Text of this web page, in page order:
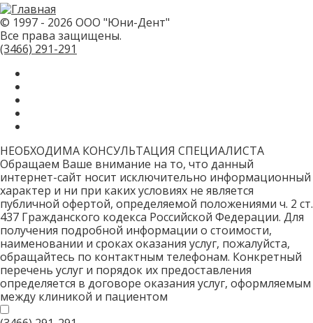
не
заполняйте
это
поле.
CAPTCHA
только
роботов!
© 1997 - 2026 ООО "Юни-Дент"
Все права защищены.
(3466) 291-291
НЕОБХОДИМА КОНСУЛЬТАЦИЯ СПЕЦИАЛИСТА
Обращаем Ваше внимание на то, что данный
интернет-сайт носит исключительно информационный
характер и ни при каких условиях не является
публичной офертой, определяемой положениями ч. 2 ст.
437 Гражданского кодекса Российской Федерации. Для
получения подробной информации о стоимости,
наименовании и сроках оказания услуг, пожалуйста,
обращайтесь по контактным телефонам. Конкретный
перечень услуг и порядок их предоставления
определяется в договоре оказания услуг, оформляемым
между клиникой и пациентом